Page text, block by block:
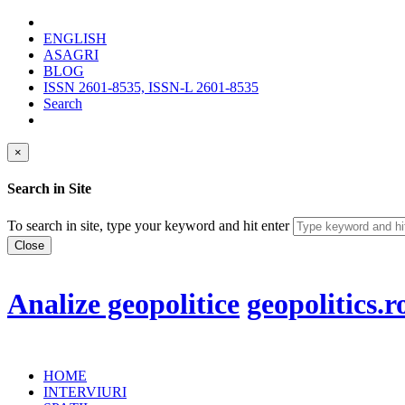
ENGLISH
ASAGRI
BLOG
ISSN 2601-8535, ISSN-L 2601-8535
Search
×
Search in Site
To search in site, type your keyword and hit enter
Close
Analize geopolitice
HOME
INTERVIURI